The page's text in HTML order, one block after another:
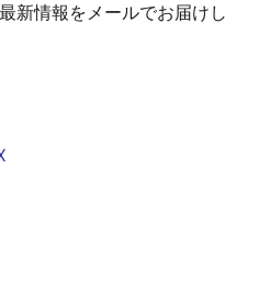
新情報をメールでお届けし